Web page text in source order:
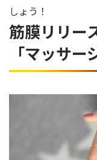
しょう！
筋膜リリー
「マッサー